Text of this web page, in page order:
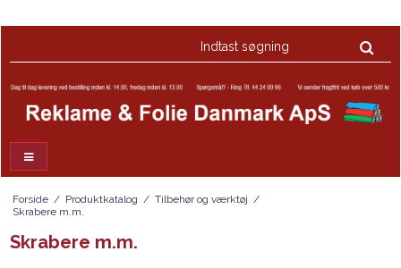
Forside / Produktkatalog / Tilbehør og værktøj /
Skrabere m.m.
Skrabere m.m.